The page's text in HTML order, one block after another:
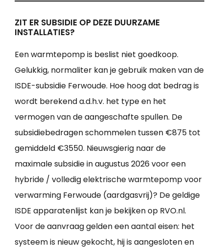
ZIT ER SUBSIDIE OP DEZE DUURZAME
INSTALLATIES?
Een warmtepomp is beslist niet goedkoop.
Gelukkig, normaliter kan je gebruik maken van de
ISDE-subsidie Ferwoude. Hoe hoog dat bedrag is
wordt berekend a.d.h.v. het type en het
vermogen van de aangeschafte spullen. De
subsidiebedragen schommelen tussen €875 tot
gemiddeld €3550. Nieuwsgierig naar de
maximale subsidie in augustus 2026 voor een
hybride / volledig elektrische warmtepomp voor
verwarming Ferwoude (aardgasvrij)? De geldige
ISDE apparatenlijst kan je bekijken op RVO.nl.
Voor de aanvraag gelden een aantal eisen: het
systeem is nieuw gekocht, hij is aangesloten en